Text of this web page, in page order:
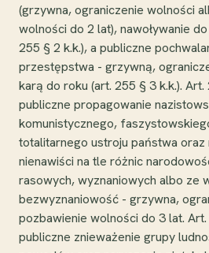
(grzywna, ograniczenie wolności
wolności do 2 lat), nawoływanie
255 § 2 k.k.), a publiczne
przestępstwa - grzywną,
karą do roku (art. 255 § 3 k.k.). Art.
publiczne propagowanie
komunistycznego,
totalitarnego ustroju państwa oraz
nienawiści na tle różnic
rasowych, wyznaniowych albo ze
bezwyznaniowość - grzywna,
pozbawienie wolności do 3 lat.
publiczne znieważenie grupy